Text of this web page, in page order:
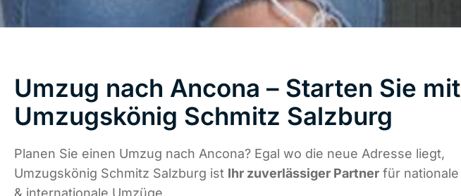
Umzug nach Ancona – Starten Sie mit
Umzugskönig Schmitz Salzburg
Planen Sie einen Umzug nach Ancona? Egal wo die neue Adresse liegt,
Umzugskönig Schmitz Salzburg ist Ihr zuverlässiger Partner für nationale
& internationale Umzüge.